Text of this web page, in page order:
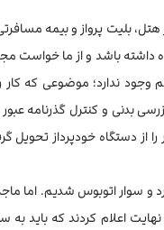
هتل، بلیت پرواز و بیمه
وجود ندارد؛ موضوعی که
بدنی و کنترل گذرنامه
به طبقه پایین رفتیم و با وارد کردن کد ملی،
کارت پروازمان مهر خورد و سوار
نهایت اعلام کردند که